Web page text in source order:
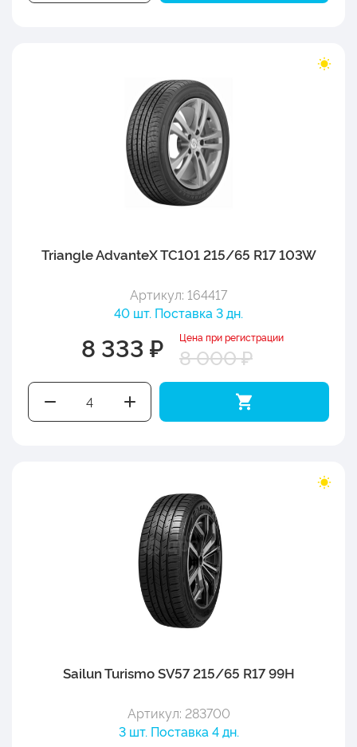
Triangle AdvanteX TC101 215/65 R17 103W
Артикул: 164417
40 шт. Поставка 3 дн.
8 333 ₽ Цена при регистрации
8 000 ₽
Sailun Turismo SV57 215/65 R17 99H
Артикул: 283700
3 шт. Поставка 4 дн.